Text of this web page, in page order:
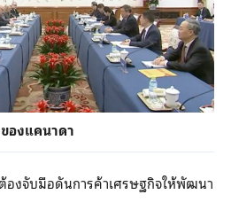
องแคนาดา
องจับมือดันการค้าเศรษฐกิจให้พัฒนา